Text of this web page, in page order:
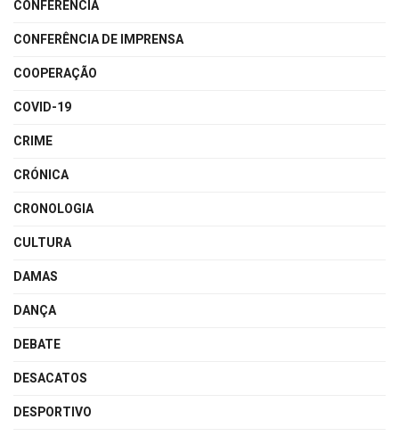
CONFERÊNCIA
CONFERÊNCIA DE IMPRENSA
COOPERAÇÃO
COVID-19
CRIME
CRÓNICA
CRONOLOGIA
CULTURA
DAMAS
DANÇA
DEBATE
DESACATOS
DESPORTIVO